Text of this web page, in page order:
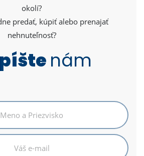
okolí?
predať, kúpiť alebo prenajať
nehnuteľnosť?
nám